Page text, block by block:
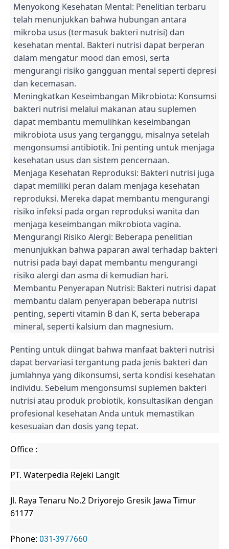
Menyokong Kesehatan Mental: Penelitian terbaru
telah menunjukkan bahwa hubungan antara
mikroba usus (termasuk bakteri nutrisi) dan
kesehatan mental. Bakteri nutrisi dapat berperan
dalam mengatur mood dan emosi, serta
mengurangi risiko gangguan mental seperti depresi
dan kecemasan.
Meningkatkan Keseimbangan Mikrobiota: Konsumsi
bakteri nutrisi melalui makanan atau suplemen
dapat membantu memulihkan keseimbangan
mikrobiota usus yang terganggu, misalnya setelah
mengonsumsi antibiotik. Ini penting untuk menjaga
kesehatan usus dan sistem pencernaan.
Menjaga Kesehatan Reproduksi: Bakteri nutrisi juga
dapat memiliki peran dalam menjaga kesehatan
reproduksi. Mereka dapat membantu mengurangi
risiko infeksi pada organ reproduksi wanita dan
menjaga keseimbangan mikrobiota vagina.
Mengurangi Risiko Alergi: Beberapa penelitian
menunjukkan bahwa paparan awal terhadap bakteri
nutrisi pada bayi dapat membantu mengurangi
risiko alergi dan asma di kemudian hari.
Membantu Penyerapan Nutrisi: Bakteri nutrisi dapat
membantu dalam penyerapan beberapa nutrisi
penting, seperti vitamin B dan K, serta beberapa
mineral, seperti kalsium dan magnesium.
Penting untuk diingat bahwa manfaat bakteri nutrisi
dapat bervariasi tergantung pada jenis bakteri dan
jumlahnya yang dikonsumsi, serta kondisi kesehatan
individu. Sebelum mengonsumsi suplemen bakteri
nutrisi atau produk probiotik, konsultasikan dengan
profesional kesehatan Anda untuk memastikan
kesesuaian dan dosis yang tepat.
Office :
PT. Waterpedia Rejeki Langit
Jl. Raya Tenaru No.2 Driyorejo Gresik Jawa Timur
61177
Phone: 031-3977660